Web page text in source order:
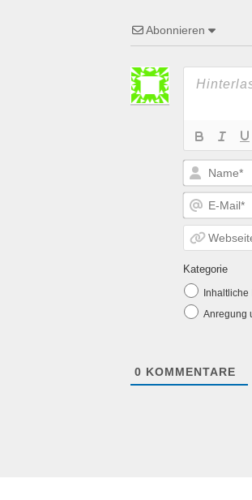
Abonnieren
Kategorie
Inhaltliche
Anregung
0 KOMMENTARE